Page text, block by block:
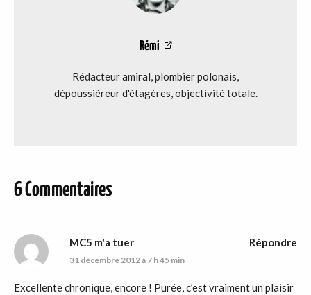
Rémi
Rédacteur amiral, plombier polonais,
dépoussiéreur d'étagères, objectivité totale.
6 Commentaires
MC5 m'a tuer
31 décembre 2012 à 7 h 45 min
Excellente chronique, encore ! Purée, c’est vraiment un plaisir
Répondre